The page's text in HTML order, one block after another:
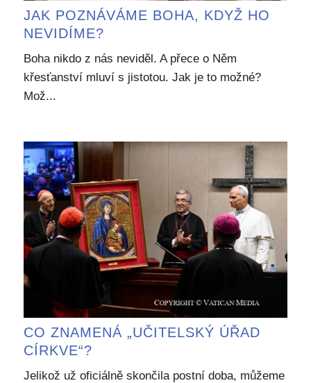
JAK POZNÁVÁME BOHA, KDYŽ HO
NEVIDÍME?
Boha nikdo z nás neviděl. A přece o Něm
křesťanství mluví s jistotou. Jak je to možné?
Mož...
CO ZNAMENÁ „UČITELSKÝ ÚŘAD
CÍRKVE“?
Jelikož už oficiálně skončila postní doba, můžeme